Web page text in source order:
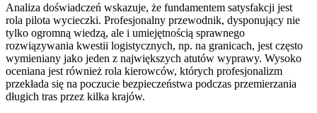
Analiza doświadczeń wskazuje, że fundamentem satysfakcji jest
rola pilota wycieczki. Profesjonalny przewodnik, dysponujący nie
tylko ogromną wiedzą, ale i umiejętnością sprawnego
rozwiązywania kwestii logistycznych, np. na granicach, jest często
wymieniany jako jeden z największych atutów wyprawy. Wysoko
oceniana jest również rola kierowców, których profesjonalizm
przekłada się na poczucie bezpieczeństwa podczas przemierzania
długich tras przez kilka krajów.